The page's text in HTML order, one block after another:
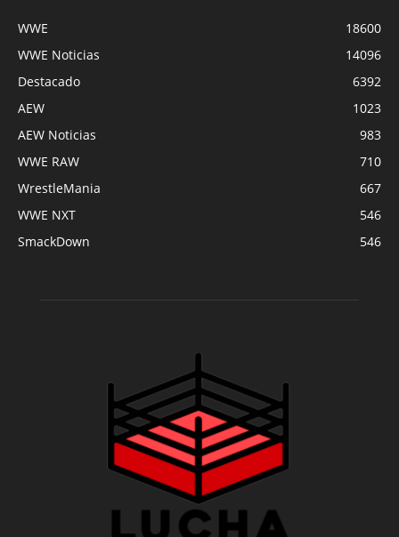
WWE
18600
WWE Noticias
14096
Destacado
6392
AEW
1023
AEW Noticias
983
WWE RAW
710
WrestleMania
667
WWE NXT
546
SmackDown
546